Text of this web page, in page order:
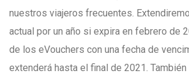
nuestros viajeros frecuentes.
actual por un año si expira en febrero de
de los eVouchers con una fecha de
extenderá hasta el final de 2021.